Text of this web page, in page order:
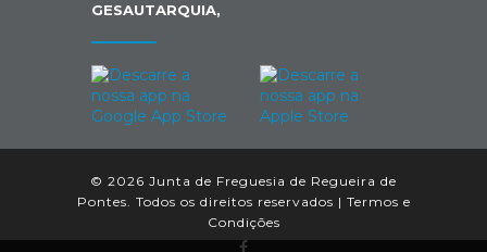
GESAUTARQUIA,
© 2026 Junta de Freguesia de Regueira de
Pontes. Todos os direitos reservados | Termos e
Condições